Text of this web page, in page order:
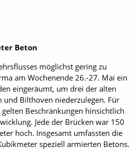
Beton
möglichst gering zu
am Wochenende 26.-27. Mai ein
eingeräumt, um drei der alten
und Bilthoven niederzulegen. Für
Beschränkungen hinsichtlich
Jede der Brücken war 150
hoch. Insgesamt umfassten die
speziell armierten Betons.